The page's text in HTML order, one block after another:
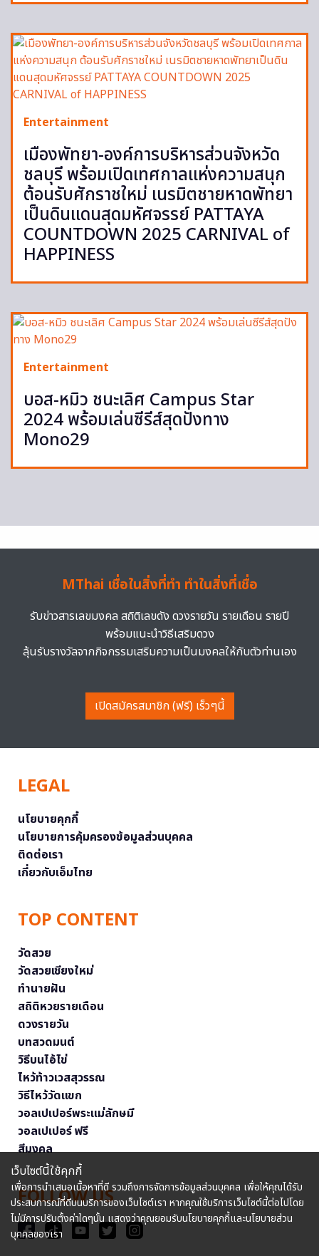
Entertainment
เมืองพัทยา-องค์การบริหารส่วนจังหวัด
ชลบุรี พร้อมเปิดเทศกาลแห่งความสนุก
ต้อนรับศักราชใหม่ เนรมิตชายหาดพัทยา
เป็นดินแดนสุดมหัศจรรย์ PATTAYA
COUNTDOWN 2025 CARNIVAL of
HAPPINESS
Entertainment
บอส-หมิว ชนะเลิศ Campus Star
2024 พร้อมเล่นซีรีส์สุดปังทาง
Mono29
MThai เชื่อในสิ่งที่ทำ ทำในสิ่งที่เชื่อ
รับข่าวสารเลขมงคล สถิติเลขดัง ดวงรายวัน รายเดือน รายปี
พร้อมแนะนำวิธีเสริมดวง
ลุ้นรับรางวัลจากกิจกรรมเสริมความเป็นมงคลให้กับตัวท่านเอง
เปิดสมัครสมาชิก (ฟรี) เร็วๆนี้
LEGAL
นโยบายคุกกี้
นโยบายการคุ้มครองข้อมูลส่วนบุคคล
ติดต่อเรา
เกี่ยวกับเอ็มไทย
TOP CONTENT
วัดสวย
วัดสวยเชียงใหม่
ทำนายฝัน
สถิติหวยรายเดือน
ดวงรายวัน
บทสวดมนต์
วิธีบนไอ้ไข่
ไหว้ท้าวเวสสุวรรณ
วิธีไหว้วัดแขก
วอลเปเปอร์พระแม่ลักษมี
วอลเปเปอร์ ฟรี
สีมงคล
FOLLOW US
เว็บไซต์นี้ใช้คุกกี้
เพื่อการนำเสนอเนื้อหาที่ดี รวมถึงการจัดการข้อมูลส่วนบุคคล เพื่อให้คุณได้รับ
ประสบการณ์ที่ดีบนบริการของเว็บไซต์เรา หากคุณใช้บริการเว็บไซต์นี้ต่อไปโดย
ไม่มีการปรับตั้งค่าใดๆนั้น แสดงว่าคุณยอมรับนโยบายคุกกี้และนโยบายส่วน
บุคคลของเรา